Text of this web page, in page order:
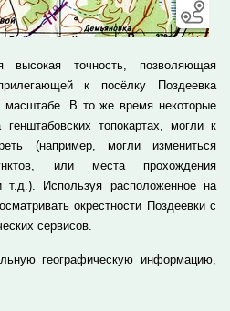
высокая точность, позволяющая
к посёлку Поздеевка
масштабе. В то же время некоторые
топокартах, могли к
(например, могли измениться
или места прохождения
т.д.). Используя расположенное на
окрестности Поздеевки с
сервисов.
географическую информацию,